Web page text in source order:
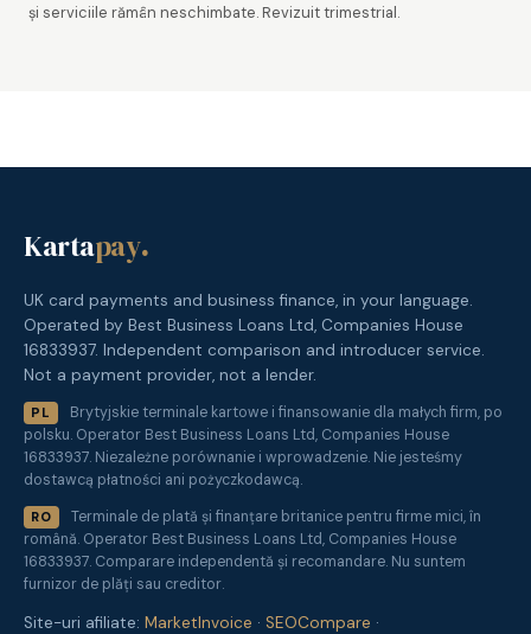
și serviciile rămân neschimbate. Revizuit trimestrial.
Kartapay.
UK card payments and business finance, in your language.
Operated by Best Business Loans Ltd, Companies House
16833937. Independent comparison and introducer service.
Not a payment provider, not a lender.
PL
Brytyjskie terminale kartowe i finansowanie dla małych firm, po
polsku. Operator Best Business Loans Ltd, Companies House
16833937. Niezależne porównanie i wprowadzenie. Nie jesteśmy
dostawcą płatności ani pożyczkodawcą.
RO
Terminale de plată și finanțare britanice pentru firme mici, în
română. Operator Best Business Loans Ltd, Companies House
16833937. Comparare independentă și recomandare. Nu suntem
furnizor de plăți sau creditor.
Site-uri afiliate: MarketInvoice · SEOCompare ·